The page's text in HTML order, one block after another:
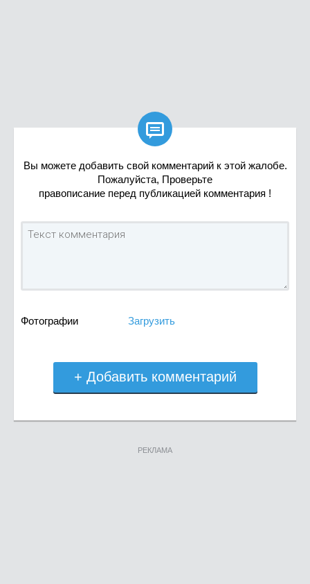

Вы можете добавить свой комментарий к этой жалобе.
Пожалуйста, Проверьте
правописание перед публикацией комментария !
Фотографии Загрузить
+ Добавить комментарий
РЕКЛАМА